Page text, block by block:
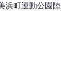
浜町運動公園陸